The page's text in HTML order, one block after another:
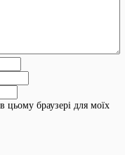
цьому браузері для моїх